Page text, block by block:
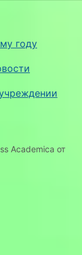
году
Academica от